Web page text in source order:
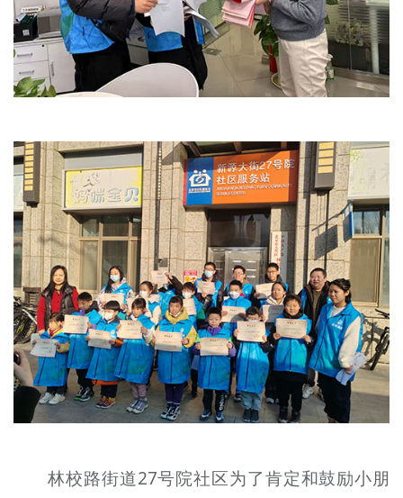
林校路街道27号院社区为了肯定和鼓励小朋